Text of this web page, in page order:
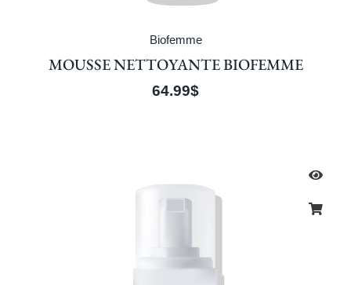
Biofemme
MOUSSE NETTOYANTE BIOFEMME
64.99$